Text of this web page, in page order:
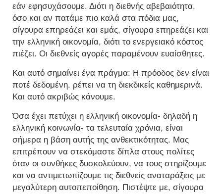
εάν εφησυχάσουμε. Διότι η διεθνής αβεβαιότητα,
όσο και αν πατάμε πιο καλά στα πόδια μας,
σίγουρα επηρεάζει και εμάς, σίγουρα επηρεάζει και
την ελληνική οικονομία, διότι το ενεργειακό κόστος
πιέζει. Οι διεθνείς αγορές παραμένουν ευαίσθητες.
Και αυτό σημαίνει ένα πράγμα: Η πρόοδος δεν είναι
ποτέ δεδομένη. ρέπει να τη διεκδικείς καθημερινά.
Και αυτό ακριβώς κάνουμε.
Όσα έχει πετύχει η ελληνική οικονομία- δηλαδή η
ελληνική κοινωνία- τα τελευταία χρόνια, είναι
σήμερα η βάση αυτής της ανθεκτικότητας. Μας
επιτρέπουν να στεκόμαστε δίπλα στους πολίτες
όταν οι συνθήκες δυσκολεύουν, να τους στηρίζουμε
και να αντιμετωπίζουμε τις διεθνείς αναταράξεις με
μεγαλύτερη αυτοπεποίθηση. Πιστέψτε με, σίγουρα